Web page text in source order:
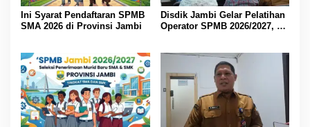
Ini Syarat Pendaftaran SPMB
SMA 2026 di Provinsi Jambi
Disdik Jambi Gelar Pelatihan
Operator SPMB 2026/2027, M